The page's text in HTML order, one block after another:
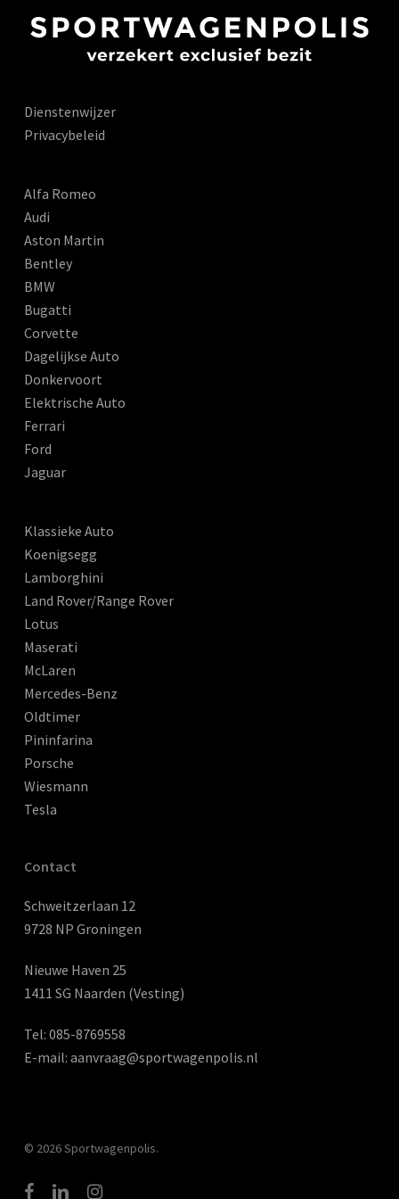
Dienstenwijzer
Privacybeleid
Alfa Romeo
Audi
Aston Martin
Bentley
BMW
Bugatti
Corvette
Dagelijkse Auto
Donkervoort
Elektrische Auto
Ferrari
Ford
Jaguar
Klassieke Auto
Koenigsegg
Lamborghini
Land Rover/Range Rover
Lotus
Maserati
McLaren
Mercedes-Benz
Oldtimer
Pininfarina
Porsche
Wiesmann
Tesla
Contact
Schweitzerlaan 12
9728 NP Groningen
Nieuwe Haven 25
1411 SG Naarden (Vesting)
Tel: 085-8769558
E-mail: aanvraag@sportwagenpolis.nl
© 2026 Sportwagenpolis.
facebooklinkedininstagram